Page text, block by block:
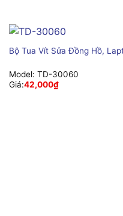
Bộ Tua Vít Sửa Đồng Hồ,
Model: TD-30060
Giá:42,000₫